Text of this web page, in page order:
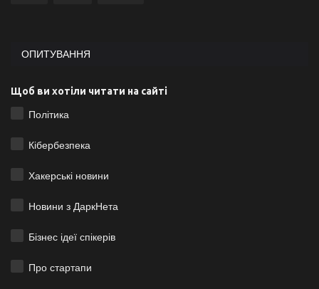
ОПИТУВАННЯ
Щоб ви хотіли читати на сайті
Політика
Кібербезпека
Хакерські новини
Новини з ДаркНета
Бізнес ідеї спікерів
Про стартапи